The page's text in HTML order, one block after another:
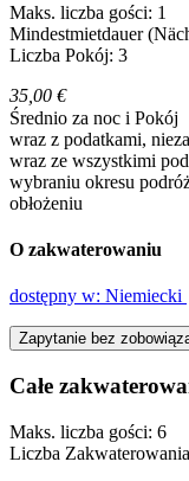
Maks. liczba gości: 1
Mindestmietdauer
Liczba Pokój: 3
35,00 €
Średnio za noc i Pokój
wraz z podatkami,
wraz ze wszystkimi
wybraniu okresu
obłożeniu
O zakwaterowaniu
dostępny w: Niemiecki
Zapytanie bez
Całe
Maks. liczba gości: 6
Liczba